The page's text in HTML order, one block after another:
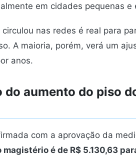
em cidades pequenas e
circulou nas redes é real para
A maioria, porém, verá um
anos.
do aumento do piso
com a aprovação da
é de R$ 5.130,63